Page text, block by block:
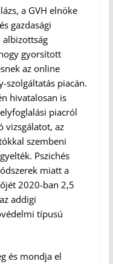
a GVH elnöke
gazdasági
gyorsított
az online
szolgáltatás piacán.
hivatalosan is
piacról
vizsgálatot, az
szembeni
Pszichés
miatt a
2020-ban 2,5
addigi
típusú
és mondja el